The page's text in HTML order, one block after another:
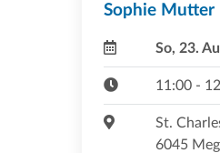
Sophie Mutter
So, 23.
11:00 -
St.
6045